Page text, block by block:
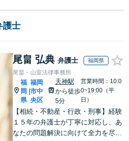
護士
尾畠 弘典 弁護士 福岡県
尾畠・山室法律事務所
福
岡
県
|
福岡
市中
央区
天神駅
から徒歩
5分
営業時間：10:0
0~19:00（平
日）
【相続・不動産・行政・刑事】経験
１５年の弁護士が丁寧に対応し、あ
なたの問題解決に向けて全力を尽く